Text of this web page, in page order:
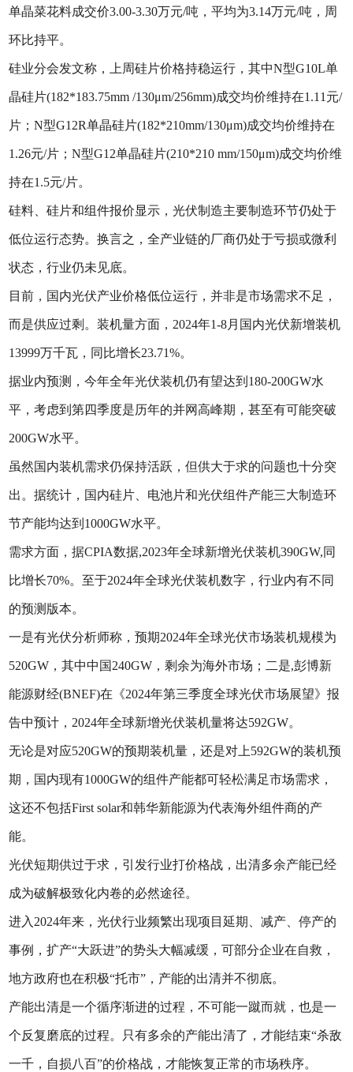
单晶菜花料成交价3.00-3.30万元/吨，平均为3.14万元/吨，周
环比持平。
硅业分会发文称，上周硅片价格持稳运行，其中N型G10L单
晶硅片(182*183.75mm /130μm/256mm)成交均价维持在1.11元/
片；N型G12R单晶硅片(182*210mm/130μm)成交均价维持在
1.26元/片；N型G12单晶硅片(210*210 mm/150μm)成交均价维
持在1.5元/片。
硅料、硅片和组件报价显示，光伏制造主要制造环节仍处于
低位运行态势。换言之，全产业链的厂商仍处于亏损或微利
状态，行业仍未见底。
目前，国内光伏产业价格低位运行，并非是市场需求不足，
而是供应过剩。装机量方面，2024年1-8月国内光伏新增装机
13999万千瓦，同比增长23.71%。
据业内预测，今年全年光伏装机仍有望达到180-200GW水
平，考虑到第四季度是历年的并网高峰期，甚至有可能突破
200GW水平。
虽然国内装机需求仍保持活跃，但供大于求的问题也十分突
出。据统计，国内硅片、电池片和光伏组件产能三大制造环
节产能均达到1000GW水平。
需求方面，据CPIA数据,2023年全球新增光伏装机390GW,同
比增长70%。至于2024年全球光伏装机数字，行业内有不同
的预测版本。
一是有光伏分析师称，预期2024年全球光伏市场装机规模为
520GW，其中中国240GW，剩余为海外市场；二是,彭博新
能源财经(BNEF)在《2024年第三季度全球光伏市场展望》报
告中预计，2024年全球新增光伏装机量将达592GW。
无论是对应520GW的预期装机量，还是对上592GW的装机预
期，国内现有1000GW的组件产能都可轻松满足市场需求，
这还不包括First solar和韩华新能源为代表海外组件商的产
能。
光伏短期供过于求，引发行业打价格战，出清多余产能已经
成为破解极致化内卷的必然途径。
进入2024年来，光伏行业频繁出现项目延期、减产、停产的
事例，扩产“大跃进”的势头大幅减缓，可部分企业在自救，
地方政府也在积极“托市”，产能的出清并不彻底。
产能出清是一个循序渐进的过程，不可能一蹴而就，也是一
个反复磨底的过程。只有多余的产能出清了，才能结束“杀敌
一千，自损八百”的价格战，才能恢复正常的市场秩序。